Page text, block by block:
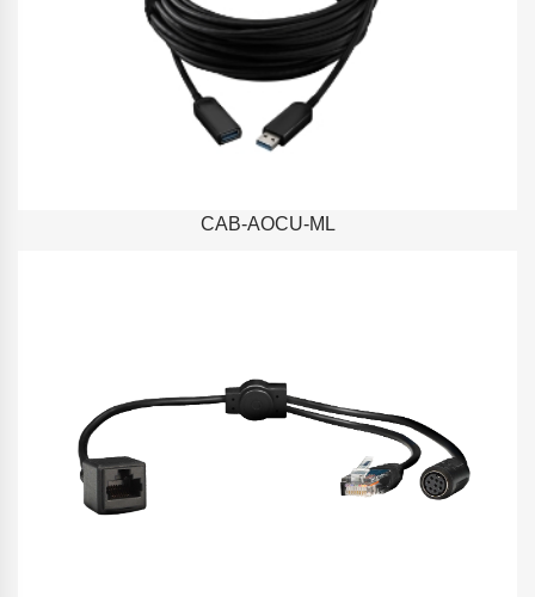
CAB-AOCU-ML